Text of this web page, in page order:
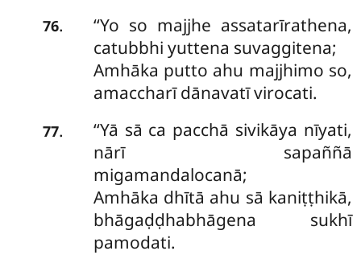
76. ‘‘Yo so majjhe assatarīrathena,
catubbhi yuttena suvaggitena;
Amhāka putto ahu majjhimo so,
amaccharī dānavatī virocati.
77.
‘‘Yā sā ca pacchā sivikāya nīyati,
nārī sapaññā
migamandalocanā;
Amhāka dhītā ahu sā kaniṭṭhikā,
bhāgaḍḍhabhāgena sukhī
pamodati.